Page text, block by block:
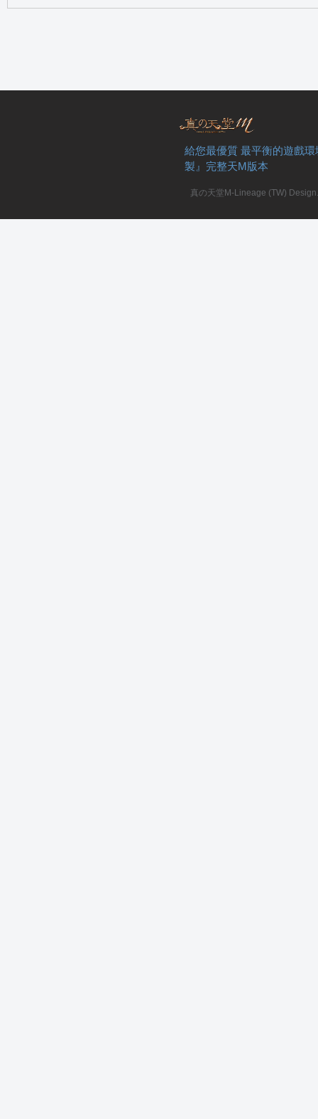
給您最優質 最平衡的遊戲
製』完整天M版本
真の天堂M-Lineage (TW)